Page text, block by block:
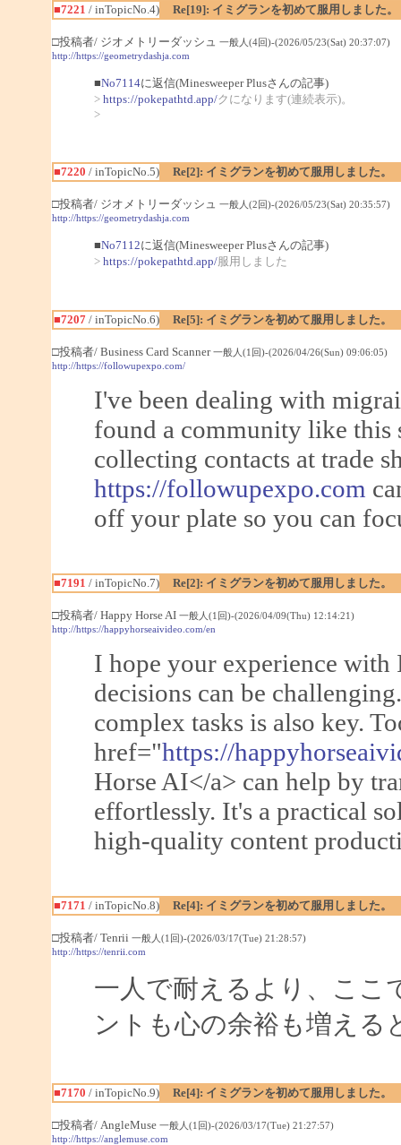
■7221 / inTopicNo.4) Re[19]: イミグランを初めて服用しました。
□投稿者/ ジオメトリーダッシュ 一般人(4回)-(2026/05/23(Sat) 20:37:07)
http://https://geometrydashja.com
■No7114に返信(Minesweeper Plusさんの記事)
> https://pokepathtd.app/クになります(連続表示)。
>
■7220 / inTopicNo.5) Re[2]: イミグランを初めて服用しました。
□投稿者/ ジオメトリーダッシュ 一般人(2回)-(2026/05/23(Sat) 20:35:57)
http://https://geometrydashja.com
■No7112に返信(Minesweeper Plusさんの記事)
> https://pokepathtd.app/服用しました
■7207/ inTopicNo.6) Re[5]: イミグランを初めて服用しました。
□投稿者/ Business Card Scanner一般人(1回)-(2026/04/26(Sun) 09:06:05)
http://https://followupexpo.com/
I've been dealing with
found a community like this
collecting contacts at trade
https://followupexpo.com
off your plate so you can
■7191 / inTopicNo.7) Re[2]: イミグランを初めて服用しました。
□投稿者/ Happy Horse AI 一般人(1回)-(2026/04/09(Thu) 12:14:21)
http://https://happyhorseaivideo.com/en
I hope your experience
decisions can be
complex tasks is also key.
href="https://
Horse AI</a> can help by
effortlessly. It's a practical
high-quality content
■7171 / inTopicNo.8) Re[4]: イミグランを初めて服用しました。
□投稿者/ Tenrii 一般人(1回)-(2026/03/17(Tue) 21:28:57)
http://https://tenrii.com
一人で耐えるより、ここ
ントも心の余裕も増える
■7170 / inTopicNo.9) Re[4]: イミグランを初めて服用しました。
□投稿者/ AngleMuse 一般人(1回)-(2026/03/17(Tue) 21:27:57)
http://https://anglemuse.com